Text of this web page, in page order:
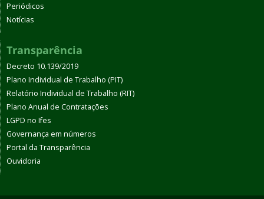
Periódicos
Notícias
Transparência
Decreto 10.139/2019
Plano Individual de Trabalho (PIT)
Relatório Individual de Trabalho (RIT)
Plano Anual de Contratações
LGPD no Ifes
Governança em números
Portal da Transparência
Ouvidoria